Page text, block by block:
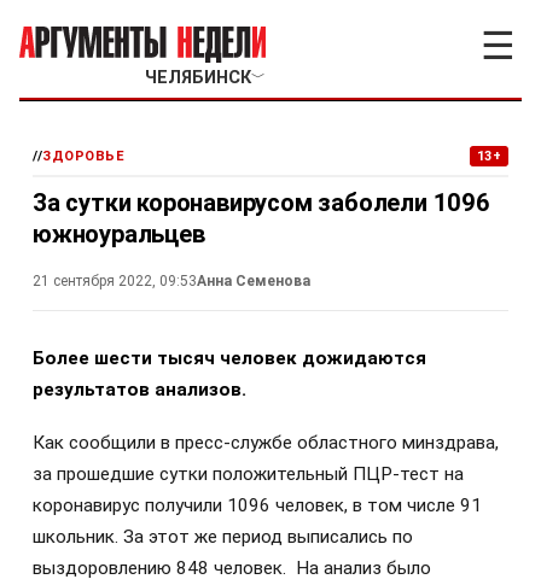
ЧЕЛЯБИНСК﹀
☰
//ЗДОРОВЬЕ 13+
За сутки коронавирусом заболели 1096
южноуральцев
21 сентября 2022, 09:53Анна Семенова
Более шести тысяч человек дожидаются
результатов анализов.
Как сообщили в пресс-службе областного минздрава,
за прошедшие сутки положительный ПЦР-тест на
коронавирус получили 1096 человек, в том числе 91
школьник. За этот же период выписались по
выздоровлению 848 человек. На анализ было